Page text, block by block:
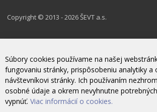
Copyright © 2013 - 2026 ŠEVT a.s.
Súbory cookies používame na našej
fungovaniu stránky, prispôsobeniu analytiky a
návštevníkovi stránky. Ich používaním
osobné údaje a okrem nevyhnutne
vypnúť. Viac informácií o cookies.